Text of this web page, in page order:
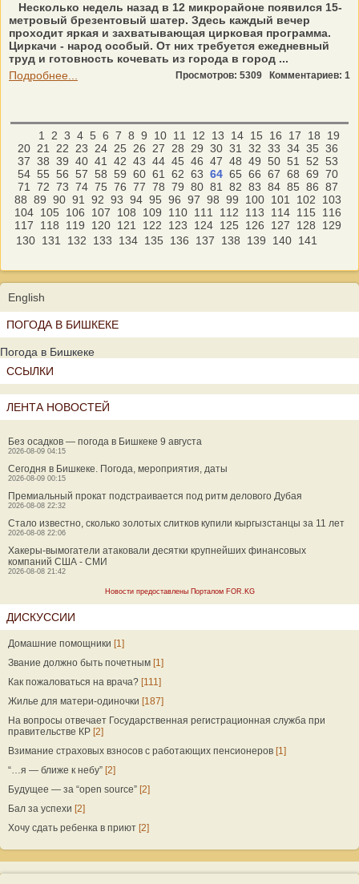
Несколько недель назад в 12 микрорайоне появился 15-
метровый брезентовый шатер. Здесь каждый вечер
проходит яркая и захватывающая цирковая программа.
Циркачи - народ особый. От них требуется ежедневный
труд и готовность кочевать из города в город ...
Подробнее...
Просмотров: 5309 Комментариев: 1
1 2 3 4 5 6 7 8 9 10 11 12 13 14 15 16 17 18
19
20 21 22 23 24 25 26 27 28 29 30 31 32 33 34 35 36
37 38 39 40 41 42 43 44 45 46 47 48 49 50 51 52 53
54 55 56 57 58 59 60 61 62 63 64 65 66 67 68 69 70
71
72 73 74 75 76 77 78 79 80 81 82 83 84 85 86 87
88 89 90 91 92 93 94 95 96 97 98 99 100 101 102
103
104 105 106 107 108 109 110 111 112 113 114 115
116
117
118 119 120 121 122 123 124 125 126 127 128
129
130 131 132 133 134 135 136 137 138 139 140 141
English
ПОГОДА В БИШКЕКЕ
Погода в Бишкеке
ССЫЛКИ
ЛЕНТА НОВОСТЕЙ
Без осадков — погода в Бишкеке 9 августа
2026-08-09 04:15
Сегодня в Бишкеке. Погода, мероприятия, даты
2026-08-09 00:15
Премиальный прокат подстраивается под ритм делового Дубая
2026-08-08 22:32
Стало известно, сколько золотых слитков купили кыргызстанцы за 11 лет
2026-08-08 22:06
Хакеры-вымогатели атаковали десятки крупнейших финансовых
компаний США - СМИ
2026-08-08 21:42
Новости предоставлены Порталом FOR.KG
ДИСКУССИИ
Домашние помощники [1]
Звание должно быть почетным [1]
Как пожаловаться на врача? [111]
Жилье для матери-одиночки [187]
На вопросы отвечает Государственная регистрационная служба при
правительстве КР [2]
Взимание страховых взносов с работающих пенсионеров [1]
“…я — ближе к небу” [2]
Будущее — за “open source” [2]
Бал за успехи [2]
Хочу сдать ребенка в приют [2]